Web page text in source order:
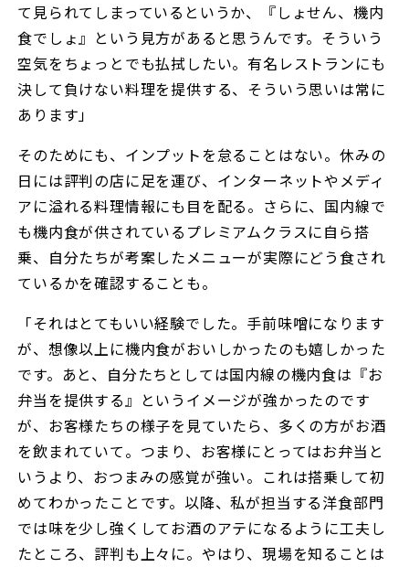
て見られてしまっているというか、『しょせん、機内
食でしょ』という見方があると思うんです。そういう
空気をちょっとでも払拭したい。有名レストランにも
決して負けない料理を提供する、そういう思いは常に
あります」
そのためにも、インプットを怠ることはない。休みの
日には評判の店に足を運び、インターネットやメディ
アに溢れる料理情報にも目を配る。さらに、国内線で
も機内食が供されているプレミアムクラスに自ら搭
乗、自分たちが考案したメニューが実際にどう食され
ているかを確認することも。
「それはとてもいい経験でした。手前味噌になります
が、想像以上に機内食がおいしかったのも嬉しかった
です。あと、自分たちとしては国内線の機内食は『お
弁当を提供する』というイメージが強かったのです
が、お客様たちの様子を見ていたら、多くの方がお酒
を飲まれていて。つまり、お客様にとってはお弁当と
いうより、おつまみの感覚が強い。これは搭乗して初
めてわかったことです。以降、私が担当する洋食部門
では味を少し強くしてお酒のアテになるように工夫し
たところ、評判も上々に。やはり、現場を知ることは